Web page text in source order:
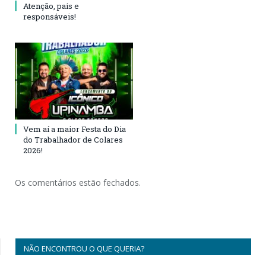
Atenção, pais e
responsáveis!
Vem aí a maior Festa do Dia
do Trabalhador de Colares
2026!
Os comentários estão fechados.
NÃO ENCONTROU O QUE QUERIA?